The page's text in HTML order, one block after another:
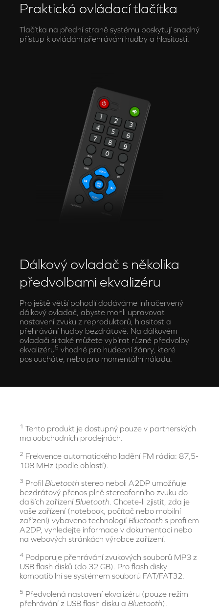
Praktická ovládací tlačítka
Tlačítka na přední straně systému poskytují snadný
přístup k ovládání přehrávání hudby a hlasitosti.
Dálkový ovladač s několika
předvolbami ekvalizéru
Pro ještě větší pohodlí dodáváme infračervený
dálkový ovladač, abyste mohli upravovat
nastavení zvuku z reproduktorů, hlasitost a
přehrávání hudby bezdrátově. Na dálkovém
ovladači si také můžete vybírat různé předvolby
ekvalizéru5 vhodné pro hudební žánry, které
posloucháte, nebo pro momentální náladu.
1 Tento produkt je dostupný pouze v partnerských
maloobchodních prodejnách.
2 Frekvence automatického ladění FM rádia: 87,5-
108 MHz (podle oblastí).
3 Profil Bluetooth stereo neboli A2DP umožňuje
bezdrátový přenos plně stereofonního zvuku do
dalších zařízení Bluetooth . Chcete-li zjistit, zda je
vaše zařízení (notebook, počítač nebo mobilní
zařízení) vybaveno technologií Bluetooth s profilem
A2DP, vyhledejte informace v dokumentaci nebo
na webových stránkách výrobce zařízení.
4 Podporuje přehrávání zvukových souborů MP3 z
USB flash disků (do 32 GB). Pro flash disky
kompatibilní se systémem souborů FAT/FAT32.
5 Předvolená nastavení ekvalizéru (pouze režim
přehrávání z USB flash disku a Bluetooth).